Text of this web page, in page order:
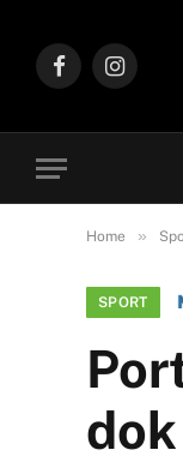
FacebookInstagram
Home »
SPORT